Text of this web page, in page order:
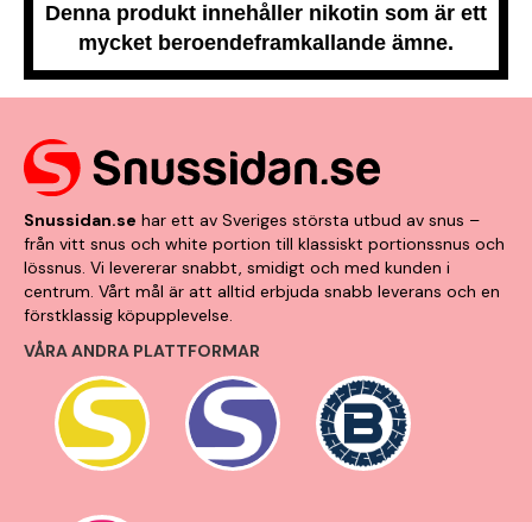
Denna produkt innehåller nikotin som är ett
mycket beroendeframkallande ämne.
Snussidan.se har ett av Sveriges största utbud av snus –
från vitt snus och white portion till klassiskt portionssnus och
lössnus. Vi levererar snabbt, smidigt och med kunden i
centrum. Vårt mål är att alltid erbjuda snabb leverans och en
förstklassig köpupplevelse.
VÅRA ANDRA PLATTFORMAR